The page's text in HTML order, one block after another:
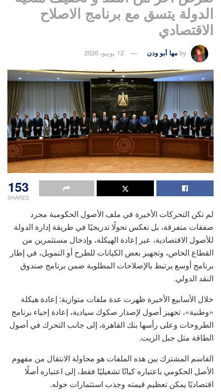
الدولة يتسق مع برنامج الاصلاح
الاقتصادي
by مها أبو ودن 12 يونيو، 2026
153
SHARES
لم تكن التحركات الأخيرة في ملف الأصول الحكومية مجرد
صفقات متفرقة، بل تعكس تحولًا تدريجيًا في طريقة إدارة الدولة
للأصول الاقتصادية، عبر إعادة الهيكلة، وإدخال مستثمرين من
القطاع الخاص، وتجهيز بعض الكيانات للطرح أو التمويل، في إطار
برنامج أوسع يرتبط بالإصلاحات المطلوبة ضمن برنامج صندوق
النقد الدولي.
خلال الأسابيع الأخيرة ظهرت عدة ملفات متوازية: إعادة هيكلة
«وطنية»، تجهيز أصول لإصدار صكوك سيادية، إعادة إحياء برنامج
الطروحات وعلى رأسها بنك القاهرة، إلى جانب التحرك في أصول
الطاقة مثل جبل الزيت.
القاسم المشترك بين هذه الملفات هو محاولة الانتقال من مفهوم
الأصل الحكومي باعتباره كيانًا تشغيليًا فقط، إلى اعتباره أصلًا
اقتصاديًا يمكن تعظيم قيمته وجذب استثمارات حوله.